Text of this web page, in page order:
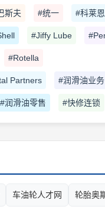
斯夫 #统一 #科莱恩
#Jiffy Lube
#Rotella
Partners #润滑油业务
#润滑油零售 #快修连锁
车油轮人才网 轮胎奥